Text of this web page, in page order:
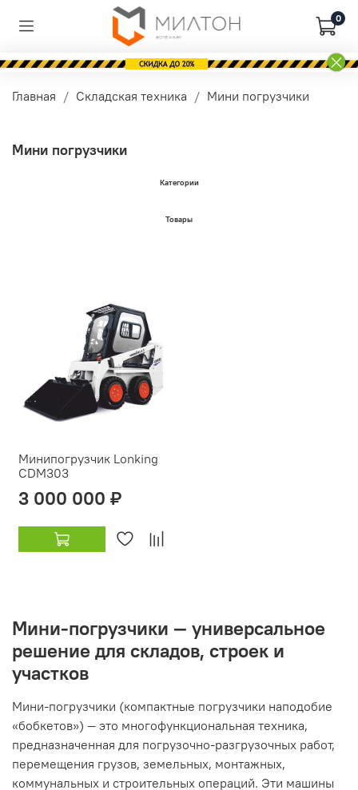
0
Главная Складская техника Мини погрузчики
Мини погрузчики
Категории
Товары
Минипогрузчик Lonking
CDM303
3 000 000 ₽
Мини-погрузчики — универсальное
решение для складов, строек и
участков
Мини-погрузчики (компактные погрузчики наподобие
«бобкетов») — это многофункциональная техника,
предназначенная для погрузочно-разгрузочных работ,
перемещения грузов, земельных, монтажных,
коммунальных и строительных операций. Эти машины